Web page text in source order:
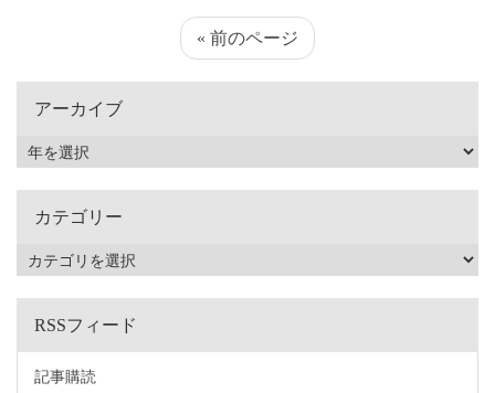
« 前のページ
アーカイブ
カテゴリー
RSSフィード
記事購読